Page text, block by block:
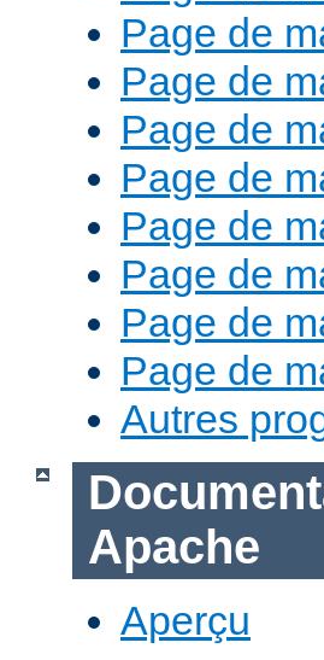
Page de
Page de
Page de
Page de
Page de
Page de
Page de
Page de
Autres
Apache
Aperçu